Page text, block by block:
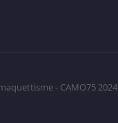
- CAMO75 2024